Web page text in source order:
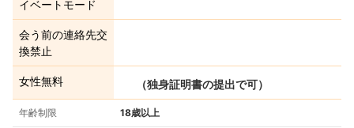
イベートモード
会う前の連絡先交
換禁止
女性無料 （独身証明書の提出で可）
年齢制限 18歳以上